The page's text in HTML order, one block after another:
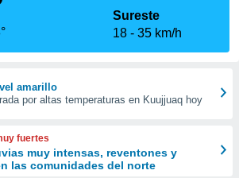
Sureste
18
35 km/h
amarillo
por altas temperaturas en Kuujjuaq hoy
fuertes
muy intensas, reventones y
las comunidades del norte